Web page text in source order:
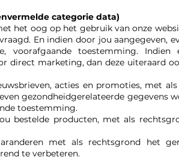
categorie data)
het oog op het gebruik van onze
En indien door jou aangegeven,
voorafgaande toestemming. Indien
direct marketing, dan deze uiteraard
acties en promoties, met
gezondheidgerelateerde gegevens
toestemming.
bestelde producten, met als
met als rechtsgrond het
te verbeteren.